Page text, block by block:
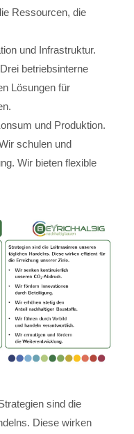
Ressourcen, die
und Infrastruktur.
betriebsinterne
Lösungen für
und Produktion.
schulen und
Wir bieten flexible
sind die
Diese wirken